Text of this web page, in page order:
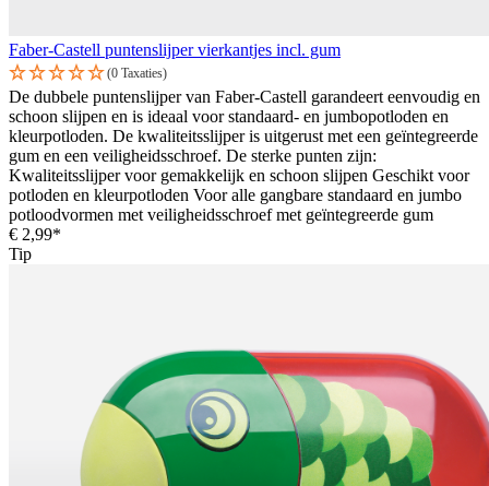
Faber-Castell puntenslijper vierkantjes incl. gum
(0 Taxaties)
De dubbele puntenslijper van Faber-Castell garandeert eenvoudig en
schoon slijpen en is ideaal voor standaard- en jumbopotloden en
kleurpotloden. De kwaliteitsslijper is uitgerust met een geïntegreerde
gum en een veiligheidsschroef. De sterke punten zijn:
Kwaliteitsslijper voor gemakkelijk en schoon slijpen Geschikt voor
potloden en kleurpotloden Voor alle gangbare standaard en jumbo
potloodvormen met veiligheidsschroef met geïntegreerde gum
€ 2,99*
Tip